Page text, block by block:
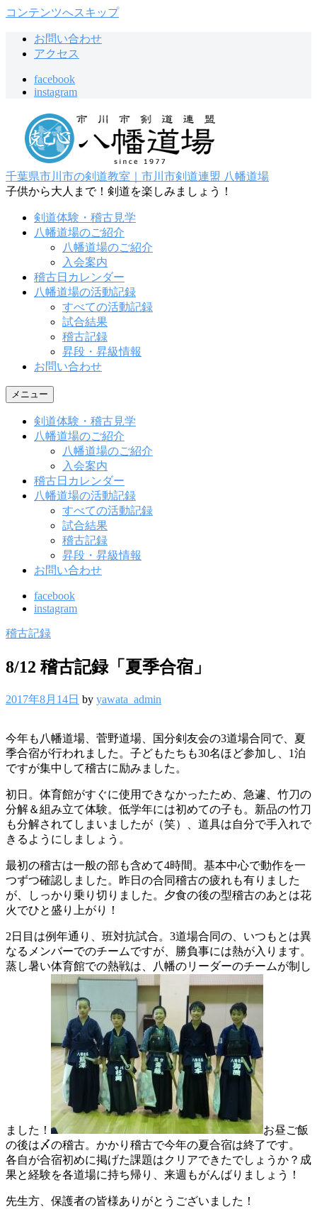
コンテンツへスキップ
お問い合わせ
アクセス
facebook
instagram
千葉県市川市の剣道教室｜市川市剣道連盟 八幡道場
子供から大人まで！剣道を楽しみましょう！
剣道体験・稽古見学
八幡道場のご紹介
八幡道場のご紹介
入会案内
稽古日カレンダー
八幡道場の活動記録
すべての活動記録
試合結果
稽古記録
昇段・昇級情報
お問い合わせ
メニュー
剣道体験・稽古見学
八幡道場のご紹介
八幡道場のご紹介
入会案内
稽古日カレンダー
八幡道場の活動記録
すべての活動記録
試合結果
稽古記録
昇段・昇級情報
お問い合わせ
facebook
instagram
稽古記録
8/12 稽古記録「夏季合宿」
2017年8月14日 by yawata_admin
今年も八幡道場、菅野道場、国分剣友会の3道場合同で、夏
季合宿が行われました。子どもたちも30名ほど参加し、1泊
ですが集中して稽古に励みました。
初日。体育館がすぐに使用できなかったため、急遽、竹刀の
分解＆組み立て体験。低学年には初めての子も。新品の竹刀
も分解されてしまいましたが（笑）、道具は自分で手入れで
きるようにしましょう。
最初の稽古は一般の部も含めて4時間。基本中心で動作を一
つずつ確認しました。昨日の合同稽古の疲れも有りました
が、しっかり乗り切りました。夕食の後の型稽古のあとは花
火でひと盛り上がり！
2日目は例年通り、班対抗試合。3道場合同の、いつもとは異
なるメンバーでのチームですが、勝負事には熱が入ります。
蒸し暑い体育館での熱戦は、八幡のリーダーのチームが制し
ました！
お昼ご飯
の後は〆の稽古。かかり稽古で今年の夏合宿は終了です。
各自が合宿初めに掲げた課題はクリアできたでしょうか？成
果と経験を各道場に持ち帰り、来週もがんばりましょう！
先生方、保護者の皆様ありがとうございました！